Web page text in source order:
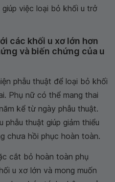
việc loại bỏ khối u trở
các khối u xơ lớn hơn
và biến chứng của u
phẫu thuật để loại bỏ khối
Phụ nữ có thể mang thai
kể từ ngày phẫu thuật.
phẫu thuật giúp giảm thiểu
chưa hồi phục hoàn toàn.
cắt bỏ hoàn toàn phụ
u xơ lớn và mong muốn